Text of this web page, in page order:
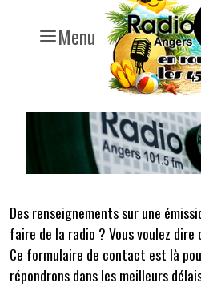
Menu
Des renseignements sur une
faire de la radio ? Vous voulez dire
Ce formulaire de contact est là
répondrons dans les meilleurs